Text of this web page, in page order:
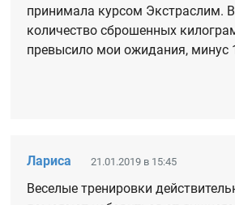
принимала курсом Экстраслим.
количество сброшенных
превысило мои ожидания, минус
Лариса 21.01.2019 в 15:45
Веселые тренировки